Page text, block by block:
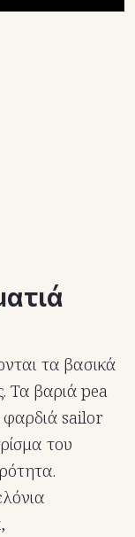
τα βασικά
Τα βαριά pea
φαρδιά sailor
του